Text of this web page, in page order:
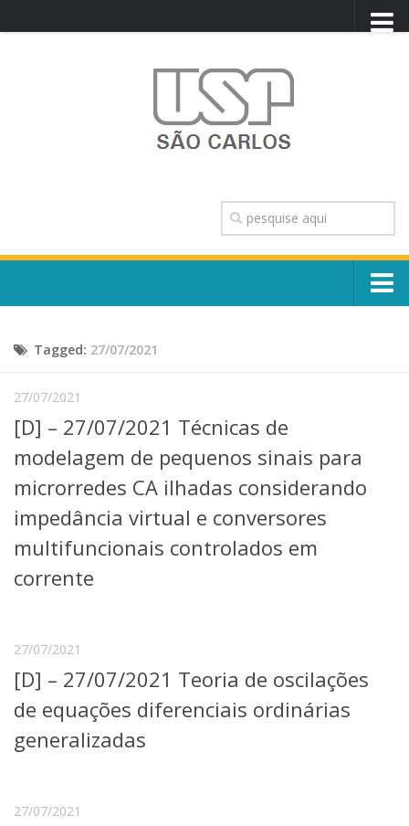
TRANSPARÊNCIA
OUVIDORIA
CONTATO
Escola, Institutos e Órgãos
Núcleos e Comissões
Telefones e Mapas
Pessoas
Graduação
Pós-Graduação
Educação a distância
Cursos de Extensão
Pesquisa e Inovação
Pós-doutorado
Iniciação Científica
Transferência de Tecnologia
Empresas Juniores
Extensão à Comunidade
Tagged: 27/07/2021
27/07/2021
[D] – 27/07/2021 Técnicas de
modelagem de pequenos sinais para
microrredes CA ilhadas considerando
impedância virtual e conversores
multifuncionais controlados em
corrente
27/07/2021
[D] – 27/07/2021 Teoria de oscilações
de equações diferenciais ordinárias
generalizadas
27/07/2021